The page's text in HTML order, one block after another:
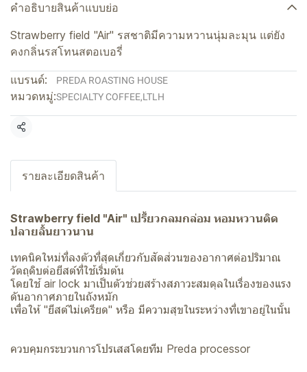
คำอธิบายสินค้าแบบย่อ
Strawberry field "Air" รสชาติมีความหวานนุ่มละมุน แต่ยัง
คงกลิ่นรสโทนสตอเบอรี่
แบรนด์: PREDA ROASTING HOUSE
หมวดหมู่:SPECIALTY COFFEE,LTLH
แชร์
รายละเอียดสินค้า
Strawberry field "Air" เปรี้ยวกลมกล่อม หอมหวานติด
ปลายลิ้นยาวนาน
เทคนิคใหม่ที่ลงตัวที่สุดเกี่ยวกับสัดส่วนของอากาศต่อปริมาณ
วัตถุดิบต่อยีสต์ที่ใช้เริ่มต้น
โดยใช้ air lock มาเป็นตัวช่วยสร้างสภาวะสมดุลในเรื่องของแรง
ดันอากาศภายในถังหมัก
เพื่อให้ "ยีสต์ไม่เครียด" หรือ มีความสุขในระหว่างที่เขาอยู่ในนั้น
ควบคุมกระบวนการโปรเสสโดยทีม Preda processor